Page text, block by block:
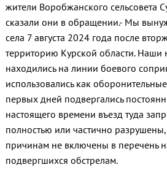
жители Воробжанского сельсовета
сказали они в обращении.- Мы
села 7 августа 2024 года после
территорию Курской области. Наши
находились на линии боевого
использовались как
первых дней подвергались
настоящего времени въезд туда
полностью или частично
причинам не включены в перечень
подвергшихся обстрелам.